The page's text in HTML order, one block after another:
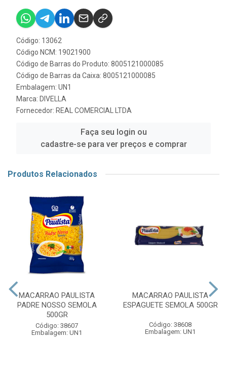
Código: 13062
Código NCM: 19021900
Código de Barras do Produto: 8005121000085
Código de Barras da Caixa: 8005121000085
Embalagem: UN1
Marca: DIVELLA
Fornecedor: REAL COMERCIAL LTDA
Faça seu login ou
cadastre-se para ver preços e comprar
Produtos Relacionados
MACARRAO PAULISTA
PADRE NOSSO SEMOLA
500GR
Código: 38607
Embalagem: UN1
MACARRAO PAULISTA
ESPAGUETE SEMOLA 500GR
Código: 38608
Embalagem: UN1